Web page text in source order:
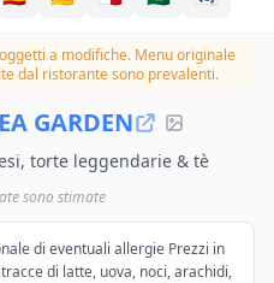
a modifiche. Menu originale
dal ristorante sono prevalenti.
GARDEN
torte leggendarie & tè
sono stimate
di eventuali allergie Prezzi in
di latte, uova, noci, arachidi,